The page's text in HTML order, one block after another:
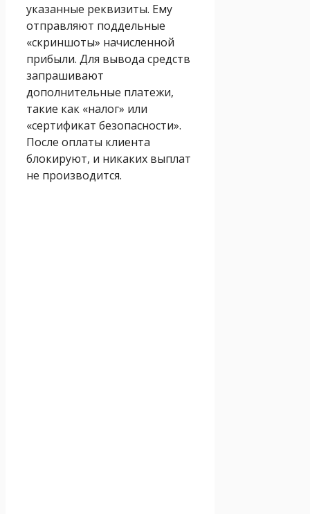
указанные реквизиты. Ему
отправляют поддельные
«скриншоты» начисленной
прибыли. Для вывода средств
запрашивают
дополнительные платежи,
такие как «налог» или
«сертификат безопасности».
После оплаты клиента
блокируют, и никаких выплат
не производится.